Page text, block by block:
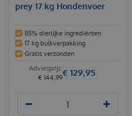
prey 17 kg Hondenvoer
85% dierlijke ingrediënten
17 kg bulkverpakking
Gratis verzonden
€ 144,99€ 129,95